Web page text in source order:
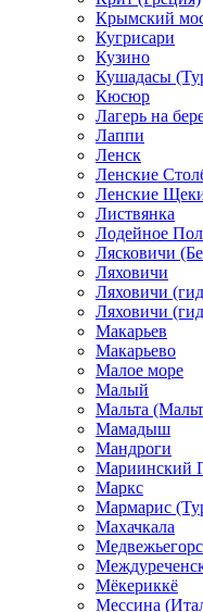
Крымский
Кугрисари
Кузино
Кушадасы
Кюсюр
Лагерь на
Лаппи
Ленск
Ленские
Ленские
Листвянка
Лодейное
Лясковичи
Ляховичи
Ляховичи
Ляховичи
Макарьев
Макарьево
Малое море
Малый
Мальта
Мамадыш
Мандроги
Мариинский
Маркс
Мармарис
Махачкала
Мёкериккё
Мессина